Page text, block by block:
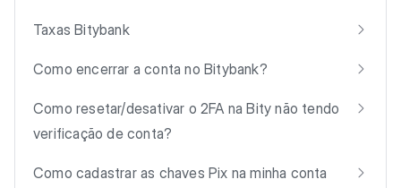
Taxas Bitybank
Como encerrar a conta no Bitybank?
Como resetar/desativar o 2FA na Bity não tendo
verificação de conta?
Como cadastrar as chaves Pix na minha conta